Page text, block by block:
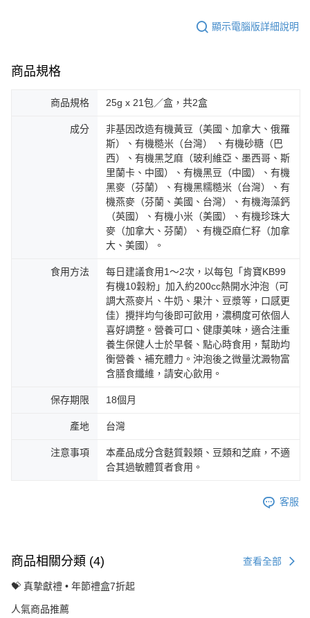
顯示電腦版詳細說明
商品規格
商品規格 25g x 21包／盒，共2盒
成分
非基因改造有機黃豆（美國、加拿大、俄羅
斯）、有機糙米（台灣） 、有機砂糖（巴
西）、有機黑芝麻（玻利維亞、墨西哥、斯
里蘭卡、中國）、有機黑豆（中國）、有機
黑麥（芬蘭）、有機黑糯糙米（台灣）、有
機燕麥（芬蘭、美國、台灣）、有機海藻鈣
（英國）、有機小米（美國）、有機珍珠大
麥（加拿大、芬蘭）、有機亞麻仁籽（加拿
大、美國）。
食用方法
每日建議食用1～2次，以每包「肯寶KB99
有機10穀粉」加入約200cc熱開水沖泡（可
調大燕麥片、牛奶、果汁、豆漿等，口感更
佳）攪拌均勻後即可飲用，濃稠度可依個人
喜好調整。營養可口、健康美味，適合注重
養生保健人士於早餐、點心時食用，幫助均
衡營養、補充體力。沖泡後之微量沈澱物富
含膳食纖維，請安心飲用。
保存期限 18個月
產地 台灣
注意事項
本產品成分含麩質穀類、豆類和芝麻，不適
合其過敏體質者食用。
客服
商品相關分類 (4) 查看全部
💝 真摯獻禮 • 年節禮盒7折起
人氣商品推薦